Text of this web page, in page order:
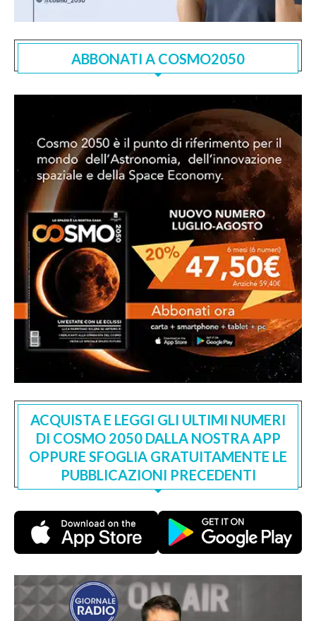
ABBONATI A COSMO2050
ACQUISTA E LEGGI GLI ULTIMI NUMERI
DI COSMO 2050 DALLA NOSTRA APP
OPPURE SFOGLIA GRATUITAMENTE LE
PUBBLICAZIONI PRECEDENTI